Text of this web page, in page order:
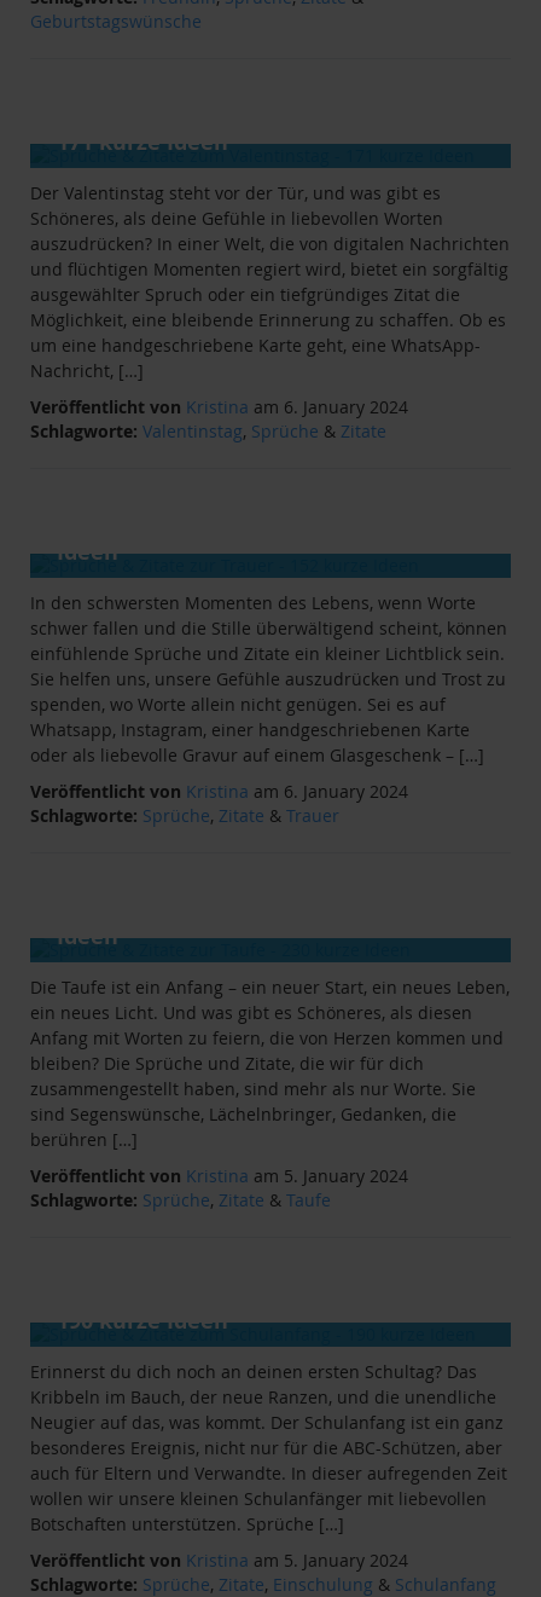
Geburtstagswünsche
171 kurze Ideen
Der Valentinstag steht vor der Tür, und was gibt es
Schöneres, als deine Gefühle in liebevollen Worten
auszudrücken? In einer Welt, die von digitalen Nachrichten
und flüchtigen Momenten regiert wird, bietet ein sorgfältig
ausgewählter Spruch oder ein tiefgründiges Zitat die
Möglichkeit, eine bleibende Erinnerung zu schaffen. Ob es
um eine handgeschriebene Karte geht, eine WhatsApp-
Nachricht, […]
Veröffentlicht von Kristina am 6. January 2024
Schlagworte: Valentinstag, Sprüche & Zitate
Ideen
In den schwersten Momenten des Lebens, wenn Worte
schwer fallen und die Stille überwältigend scheint, können
einfühlende Sprüche und Zitate ein kleiner Lichtblick sein.
Sie helfen uns, unsere Gefühle auszudrücken und Trost zu
spenden, wo Worte allein nicht genügen. Sei es auf
Whatsapp, Instagram, einer handgeschriebenen Karte
oder als liebevolle Gravur auf einem Glasgeschenk – […]
Veröffentlicht von Kristina am 6. January 2024
Schlagworte: Sprüche, Zitate & Trauer
Ideen
Die Taufe ist ein Anfang – ein neuer Start, ein neues Leben,
ein neues Licht. Und was gibt es Schöneres, als diesen
Anfang mit Worten zu feiern, die von Herzen kommen und
bleiben? Die Sprüche und Zitate, die wir für dich
zusammengestellt haben, sind mehr als nur Worte. Sie
sind Segenswünsche, Lächelnbringer, Gedanken, die
berühren […]
Veröffentlicht von Kristina am 5. January 2024
Schlagworte: Sprüche, Zitate & Taufe
190 kurze Ideen
Erinnerst du dich noch an deinen ersten Schultag? Das
Kribbeln im Bauch, der neue Ranzen, und die unendliche
Neugier auf das, was kommt. Der Schulanfang ist ein ganz
besonderes Ereignis, nicht nur für die ABC-Schützen, aber
auch für Eltern und Verwandte. In dieser aufregenden Zeit
wollen wir unsere kleinen Schulanfänger mit liebevollen
Botschaften unterstützen. Sprüche […]
Veröffentlicht von Kristina am 5. January 2024
Schlagworte: Sprüche, Zitate, Einschulung & Schulanfang